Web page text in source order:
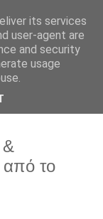
&
από το
its services
user-agent are
and security
usage